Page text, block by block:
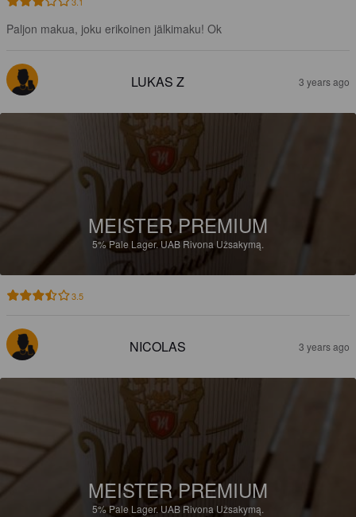
Paljon makua, joku erikoinen jälkimaku! Ok
LUKAS Z 3 years ago
MEISTER PREMIUM
5%Pale Lager.UAB Rivona Užsakymą.
3.5
NICOLAS 3 years ago
MEISTER PREMIUM
5%Pale Lager.UAB Rivona Užsakymą.